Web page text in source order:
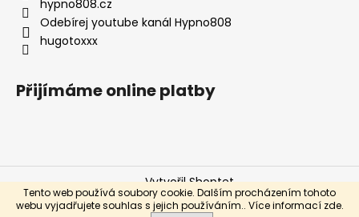
Tento web používá soubory cookie. Dalším procházením tohoto
webu vyjadřujete souhlas s jejich používáním.. Více informací zde.
v
v
ý
u
hypno808.cz
Odebírej youtube kanál Hypno808
hugotoxxx
Přijímáme online platby
Vytvořil Shoptet
Copyright 2026Hypno808 by Hugo Toxxx. Všechna